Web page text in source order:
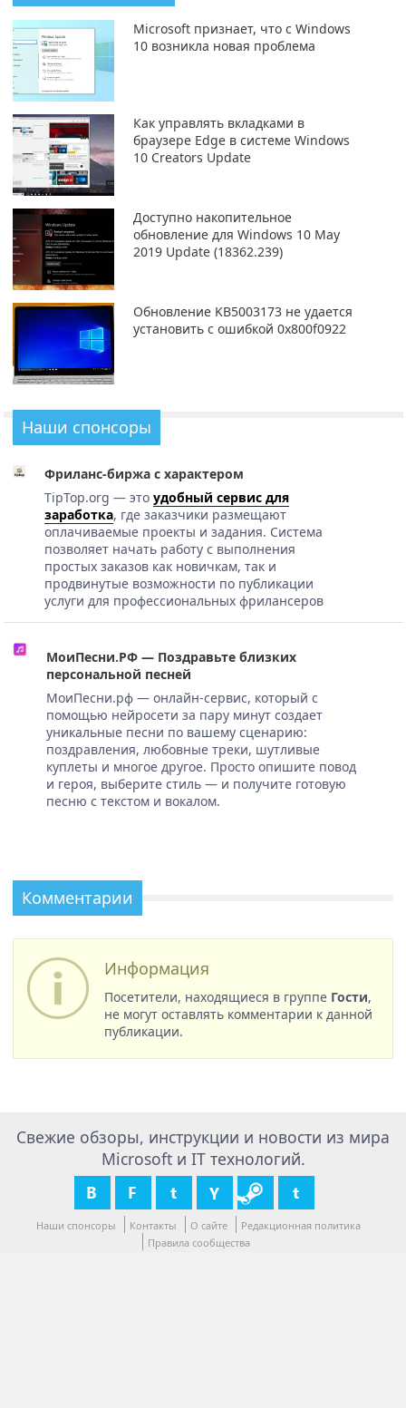
Microsoft признает, что с Windows
10 возникла новая проблема
Как управлять вкладками в
браузере Edge в системе Windows
10 Creators Update
Доступно накопительное
обновление для Windows 10 May
2019 Update (18362.239)
Обновление KB5003173 не удается
установить с ошибкой 0x800f0922
Наши спонсоры
Фриланс-биржа с характером
TipTop.org — это удобный сервис для
заработка, где заказчики размещают
оплачиваемые проекты и задания. Система
позволяет начать работу с выполнения
простых заказов как новичкам, так и
продвинутые возможности по публикации
услуги для профессиональных фрилансеров
МоиПесни.РФ — Поздравьте близких
персональной песней
МоиПесни.рф — онлайн-сервис, который с
помощью нейросети за пару минут создает
уникальные песни по вашему сценарию:
поздравления, любовные треки, шутливые
куплеты и многое другое. Просто опишите повод
и героя, выберите стиль — и получите готовую
песню с текстом и вокалом.
Комментарии
Информация
Посетители, находящиеся в группе Гости,
не могут оставлять комментарии к данной
публикации.
Свежие обзоры, инструкции и новости из мира
Microsoft и IT технологий.
Наши спонсоры Контакты О сайте
Редакционная политика
Правила сообщества